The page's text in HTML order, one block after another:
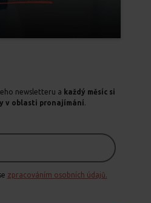
newsletteru a každý měsíc si
v oblasti pronajímání.
zpracováním osobních údajů.